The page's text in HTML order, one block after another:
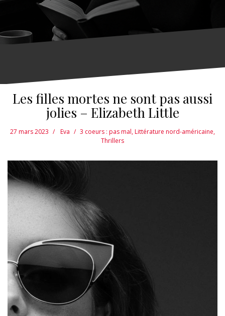
Les filles mortes ne sont pas aussi
jolies – Elizabeth Little
27 mars 2023 Eva 3 coeurs : pas mal,Littérature nord-américaine,
Thrillers